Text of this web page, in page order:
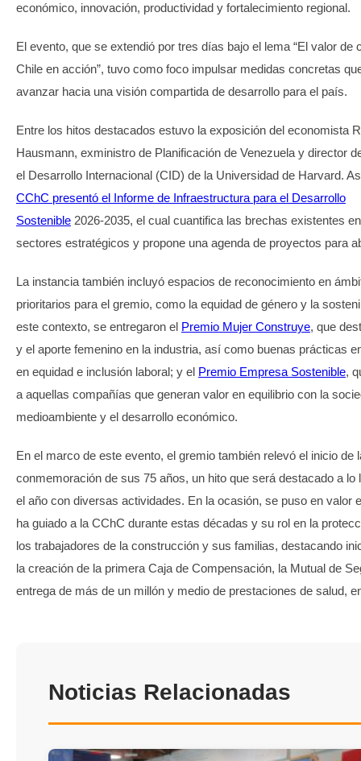
económico, innovación, productividad y fortalecimiento regional.
El evento, que se extendió por tres días bajo el lema “El valor de
Chile en acción”, tuvo como foco impulsar medidas concretas
avanzar hacia una visión compartida de desarrollo para el país.
Entre los hitos destacados estuvo la exposición del economista
Hausmann, exministro de Planificación de Venezuela y director
el Desarrollo Internacional (CID) de la Universidad de Harvard.
CChC presentó el Informe de Infraestructura para el Desarrollo
Sostenible 2026-2035, el cual cuantifica las brechas existentes
sectores estratégicos y propone una agenda de proyectos para
La instancia también incluyó espacios de reconocimiento en
prioritarios para el gremio, como la equidad de género y la
este contexto, se entregaron el Premio Mujer Construye, que
y el aporte femenino en la industria, así como buenas prácticas
en equidad e inclusión laboral; y el Premio Empresa Sostenible,
a aquellas compañías que generan valor en equilibrio con la
medioambiente y el desarrollo económico.
En el marco de este evento, el gremio también relevó el inicio de
conmemoración de sus 75 años, un hito que será destacado a lo
el año con diversas actividades. En la ocasión, se puso en valor
ha guiado a la CChC durante estas décadas y su rol en la
los trabajadores de la construcción y sus familias, destacando
la creación de la primera Caja de Compensación, la Mutual de
entrega de más de un millón y medio de prestaciones de salud,
Noticias Relacionadas